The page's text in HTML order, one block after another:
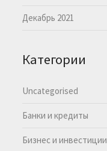
Декабрь 2021
Категории
Uncategorised
Банки и кредиты
Бизнес и инвестиции